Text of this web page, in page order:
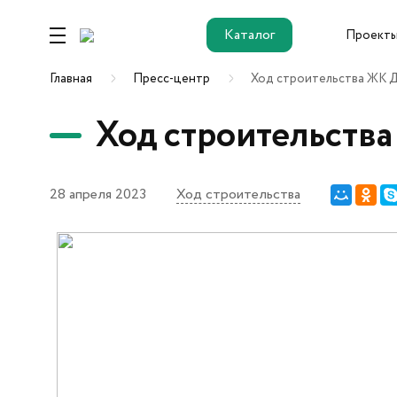
Каталог Проекты
Каталог
Ремонт от
застройщика
Главная Пресс-центр Ход строительства ЖК
Ход
28 апреля 2023 Ход строительства